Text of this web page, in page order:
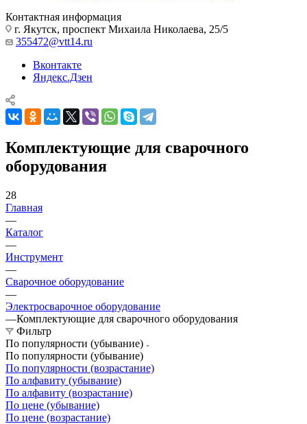
Контактная информация
г. Якутск, проспект Михаила Николаева, 25/5
355472@vtt14.ru
Вконтакте
Яндекс.Дзен
Комплектующие для сварочного
оборудования
28
Главная
—
Каталог
—
Инструмент
—
Сварочное оборудование
—
Электросварочное оборудование
—Комплектующие для сварочного оборудования
Фильтр
По популярности (убывание)
По популярности (убывание)
По популярности (возрастание)
По алфавиту (убывание)
По алфавиту (возрастание)
По цене (убывание)
По цене (возрастание)